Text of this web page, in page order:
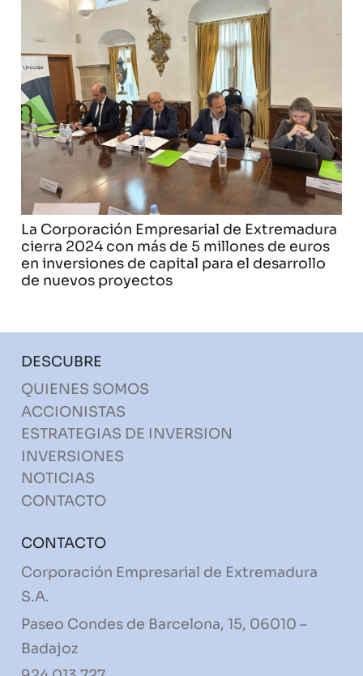
La Corporación Empresarial de Extremadura
cierra 2024 con más de 5 millones de euros
en inversiones de capital para el desarrollo
de nuevos proyectos
DESCUBRE
QUIENES SOMOS
ACCIONISTAS
ESTRATEGIAS DE INVERSION
INVERSIONES
NOTICIAS
CONTACTO
CONTACTO
Corporación Empresarial de Extremadura
S.A.
Paseo Condes de Barcelona, 15, 06010 –
Badajoz